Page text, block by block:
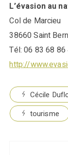
L’évasion au
Col de Marcieu
38660 Saint
Tél: 06 83 68 86
http://
Cécile
tourisme